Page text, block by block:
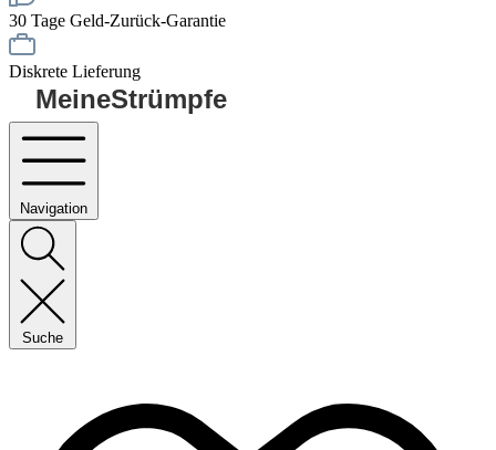
30 Tage Geld-Zurück-Garantie
Diskrete Lieferung
MeineStrümpfe
Navigation
Suche